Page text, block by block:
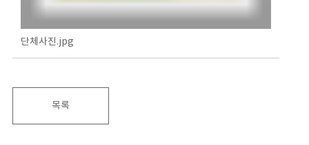
단체사진.jpg
목록